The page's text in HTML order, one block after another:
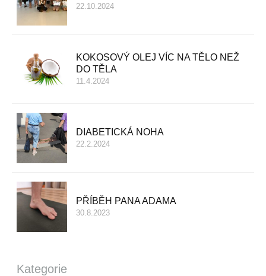
22.10.2024
KOKOSOVÝ OLEJ VÍC NA TĚLO NEŽ
DO TĚLA
11.4.2024
DIABETICKÁ NOHA
22.2.2024
PŘÍBĚH PANA ADAMA
30.8.2023
Kategorie